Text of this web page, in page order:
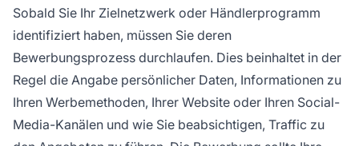
Sobald Sie Ihr Zielnetzwerk oder Händlerprogramm
identifiziert haben, müssen Sie deren
Bewerbungsprozess durchlaufen. Dies beinhaltet in der
Regel die Angabe persönlicher Daten, Informationen zu
Ihren Werbemethoden, Ihrer Website oder Ihren Social-
Media-Kanälen und wie Sie beabsichtigen, Traffic zu